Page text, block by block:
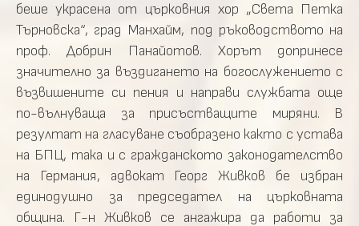
беше украсена от църковния хор „Света Петка
Търновска“, град Манхайм, под ръководството на
проф. Добрин Панайотов. Хорът допринесе
значително за въздигането на богослужението с
възвишените си пения и направи службата още
по-вълнуваща за присъстващите миряни. В
резултат на гласуване съобразено както с устава
на БПЦ, така и с гражданското законодателство
на Германия, адвокат Георг Живков бе избран
единодушно за председател на църковната
община. Г-н Живков се ангажира да работи за